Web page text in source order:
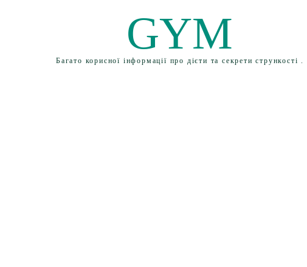
GYM
Багато корисної інформації про дієти та секрети стрункості .